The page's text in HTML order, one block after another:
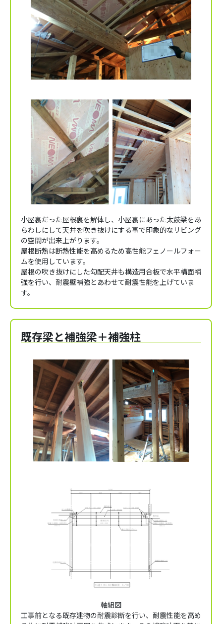
小屋裏だった屋根裏を解体し、小屋裏にあった太鼓梁をあ
らわしにして天井を吹き抜けにする事で印象的なリビング
の空間が出来上がります。
屋根断熱は断熱性能を高めるため高性能フェノールフォー
ムを使用しています。
屋根の吹き抜けにした勾配天井も構造用合板で水平構面補
強を行い、耐震壁補強とあわせて耐震性能を上げていま
す。
既存梁と補強梁＋補強柱
軸組図
工事前となる既存建物の耐震診断を行い、耐震性能を高め